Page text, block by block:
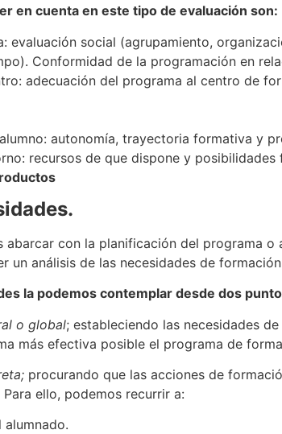
en cuenta en este tipo de evaluación son:
evaluación social (agrupamiento,
Conformidad de la programación en
adecuación del programa al centro de
autonomía, trayectoria formativa y
recursos de que dispone y posibilidades
abarcar con la planificación del programa
un análisis de las necesidades de
la podemos contemplar desde dos
o global; estableciendo las necesidades
más efectiva posible el programa de
; procurando que las acciones de
ello, podemos recurrir a: